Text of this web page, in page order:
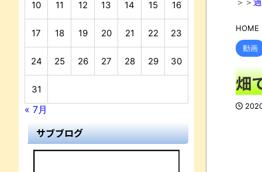
HOME
動画
畑
10 11 12 13 14 15 16
17 18 19 20 21 22 23
24 25 26 27 28 29 30
31
« 7月
サブブログ